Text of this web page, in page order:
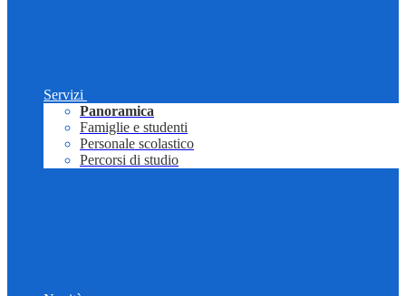
Servizi
Panoramica
Famiglie e studenti
Personale scolastico
Percorsi di studio